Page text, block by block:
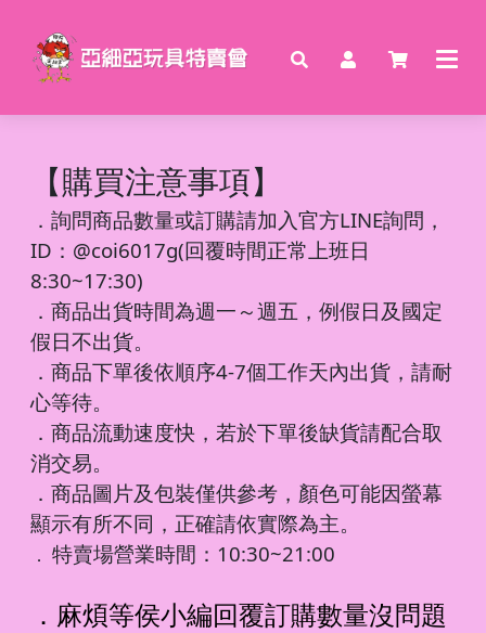
【購買注意事項】
． 詢問商品數量或訂購請加入官方LINE詢問，
ID：@coi6017g(回覆時間正常上班日
8:30~17:30)
．商品出貨時間為週一～週五，例假日及國定
假日不出貨。
．商品下單後依順序4-7個工作天內出貨，請耐
心等待。
．商品流動速度快，若於下單後缺貨請配合取
消交易。
．商品圖片及包裝僅供參考，顏色可能因螢幕
顯示有所不同，正確請依實際為主。
． 特賣場營業時間：10:30~21:00
．麻煩等侯小編回覆訂購數量沒問題